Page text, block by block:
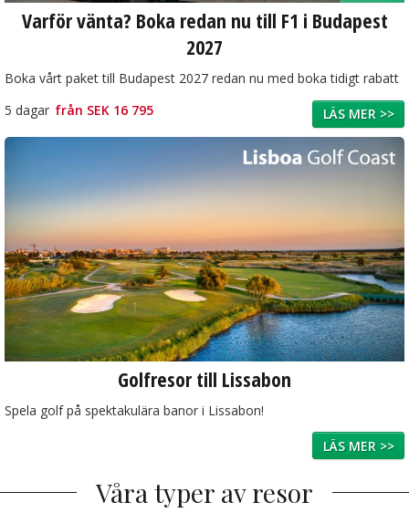
Varför vänta? Boka redan nu till F1 i Budapest
2027
Boka vårt paket till Budapest 2027 redan nu med boka tidigt rabatt
5 dagar från SEK 16 795 LÄS MER >>
Golfresor till Lissabon
Spela golf på spektakulära banor i Lissabon!
LÄS MER >>
Våra typer av resor